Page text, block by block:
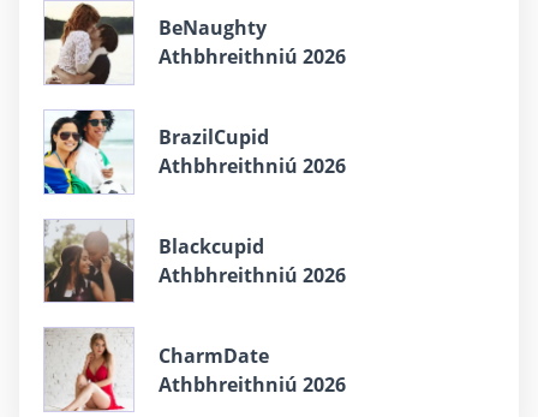
BeNaughty
Athbhreithniú 2026
BrazilCupid
Athbhreithniú 2026
Blackcupid
Athbhreithniú 2026
CharmDate
Athbhreithniú 2026